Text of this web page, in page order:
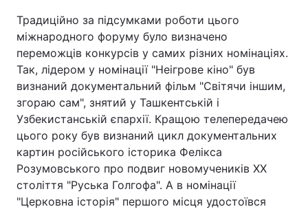
Традиційно за підсумками роботи цього
міжнародного форуму було визначено
переможців конкурсів у самих різних номінаціях.
Так, лідером у номінації "Неігрове кіно" був
визнаний документальний фільм "Світячи іншим,
згораю сам", знятий у Ташкентській і
Узбекистанській єпархії. Кращою телепередачею
цього року був визнаний цикл документальних
картин російського історика Фелікса
Розумовського про подвиг новомучеників XX
століття "Руська Голгофа". А в номінації
"Церковна історія" першого місця удостоївся